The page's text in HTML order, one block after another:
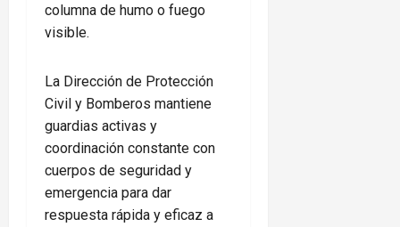
columna de humo o fuego
visible.
La Dirección de Protección
Civil y Bomberos mantiene
guardias activas y
coordinación constante con
cuerpos de seguridad y
emergencia para dar
respuesta rápida y eficaz a